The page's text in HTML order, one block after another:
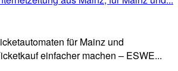
für Mainz und
einfacher machen – ESWE...